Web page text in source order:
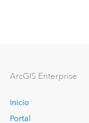
ArcGIS Enterprise
Inicio
Portal